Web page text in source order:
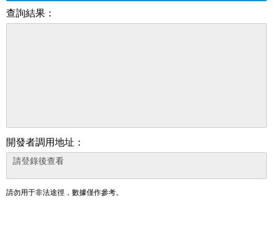
查詢結果：
開發者調用地址：
請勿用于非法途徑，數據僅作參考。